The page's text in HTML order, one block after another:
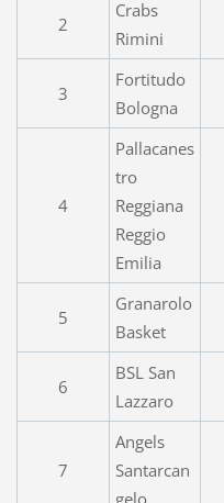
2
Crabs
Rimini
3
Fortitudo
Bologna
4
Pallacanes
tro
Reggiana
Reggio
Emilia
5
Granarolo
Basket
6
BSL San
Lazzaro
7
Angels
Santarcan
gelo